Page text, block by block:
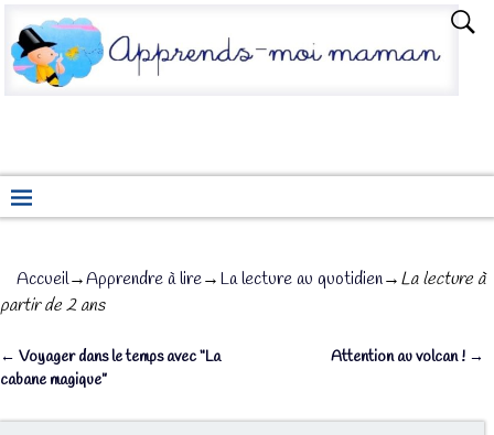
Accueil→Apprendre à lire→La lecture au quotidien→La lecture à
partir de 2 ans
Navigation des articles
← Voyager dans le temps avec “La
cabane magique”
Attention au volcan ! →